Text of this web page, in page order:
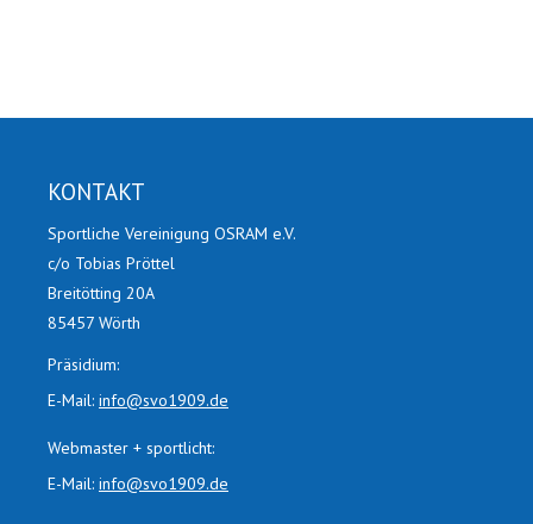
KONTAKT
Sportliche Vereinigung OSRAM e.V.
c/o Tobias Pröttel
Breitötting 20A
85457 Wörth
Präsidium:
E-Mail: info@svo1909.de
Webmaster + sportlicht:
E-Mail: info@svo1909.de